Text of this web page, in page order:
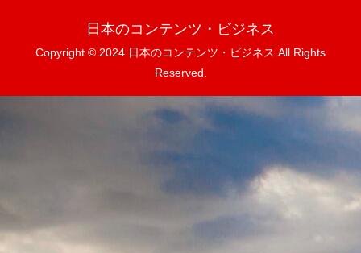
日本のコンテンツ・ビジネス
Copyright © 2024 日本のコンテンツ・ビジネス All Rights
Reserved.